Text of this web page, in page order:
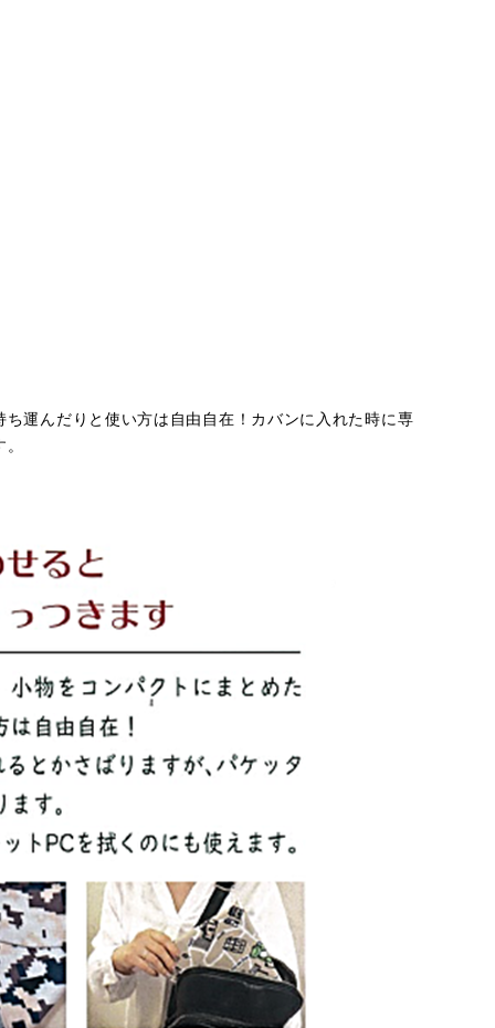
運んだりと使い方は自由自在！カバンに入れた時に専